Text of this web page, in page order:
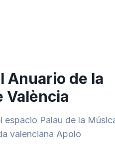
Anuario de la
València
espacio Palau de la
valenciana Apolo